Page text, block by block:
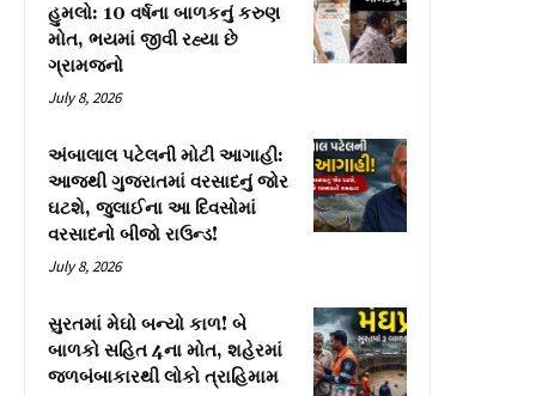
હુમલો: 10 વર્ષના બાળકનું કરુણ
મોત, ભયમાં જીવી રહ્યા છે
ગ્રામજનો
July 8, 2026
અંબાલાલ પટેલની મોટી આગાહી:
આજથી ગુજરાતમાં વરસાદનું જોર
ઘટશે, જુલાઈના આ દિવસોમાં
વરસાદનો બીજો રાઉન્ડ!
July 8, 2026
સુરતમાં મેઘો બન્યો કાળ! બે
બાળકો સહિત 4ના મોત, શહેરમાં
જળબંબાકારથી લોકો ત્રાહિમામ